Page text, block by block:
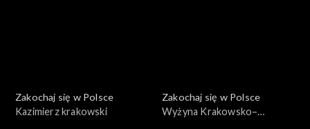
Zakochaj się w Polsce
Kazimierz krakowski
Zakochaj się w Polsce
Wyżyna Krakowsko–